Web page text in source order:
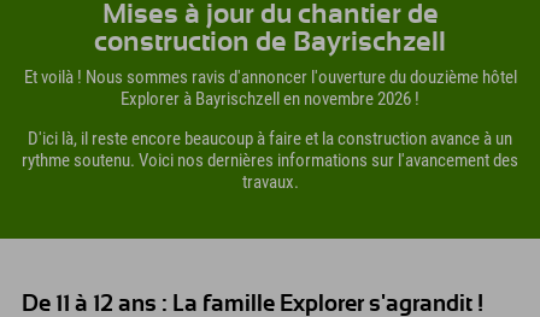
Mises à jour du chantier de
construction de Bayrischzell
Et voilà ! Nous sommes ravis d'annoncer l'ouverture du douzième hôtel
Explorer à Bayrischzell en novembre 2026 !
D'ici là, il reste encore beaucoup à faire et la construction avance à un
rythme soutenu. Voici nos dernières informations sur l'avancement des
travaux.
De 11 à 12 ans : La famille Explorer s'agrandit !